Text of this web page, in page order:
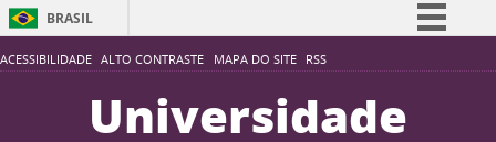
ACESSIBILIDADE ALTO CONTRASTE MAPA DO SITE RSS
BRASIL
Simplifique!
Participe
Universidade